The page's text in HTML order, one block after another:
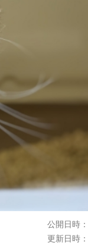
公開日時：
更新日時：